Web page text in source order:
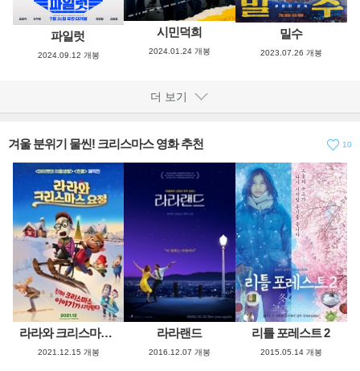
파일럿
2024.09.12 개봉
시민덕희
2024.01.24 개봉
밀수
2023.07.26 개봉
더 보기
겨울 분위기 물씬! 크리스마스 영화 추천 10
라라와 크리스마스 요정
2021.12.15 개봉
라라랜드
2016.12.07 개봉
리틀 포레스트 2
2015.05.14 개봉